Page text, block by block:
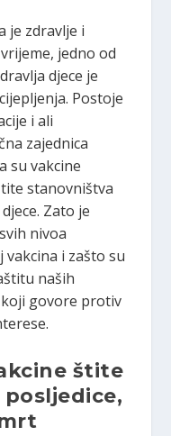
je zdravlje i
jedno od
djece je
Postoje
i ali
zajednica
su vakcine
stanovništva
Zato je
nivoa
i zašto su
naših
koji govore protiv
štite